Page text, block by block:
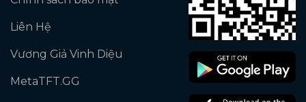
Liên Hệ
Vương Giả Vinh Diệu
MetaTFT.GG